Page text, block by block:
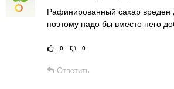
Рафинированный сахар вреден
поэтому надо бы вместо него
Рейтинг статьи:
0 0
Ответить